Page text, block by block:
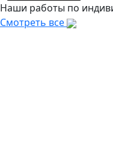
Наши работы по
Смотреть все